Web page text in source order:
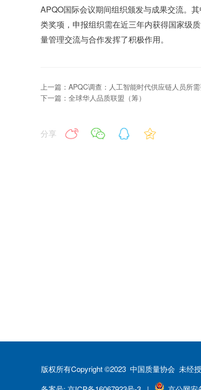
APQO国际会议期间组织颁发与成果交流。
类奖项，申报组织需在近三年内获得国家级
量管理交流与合作发挥了积极作用。
上一篇：APQC调查：人工智能时代供应链人员所
下一篇：全球华人品质联盟（筹）
分享
版权所有Copyright ©2023 中国质量协会 未经